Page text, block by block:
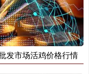
发市场活鸡价格行情